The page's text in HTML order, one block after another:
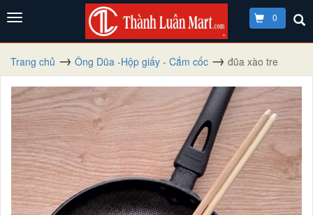
0
Trang chủ Ông Dũa -Hộp giấy - Cắm cốc đũa xào tre